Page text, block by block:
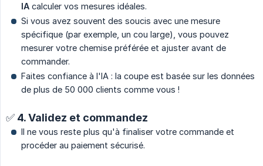
IA calculer vos mesures idéales.
Si vous avez souvent des soucis avec une mesure
spécifique (par exemple, un cou large), vous pouvez
mesurer votre chemise préférée et ajuster avant de
commander.
Faites confiance à l'IA : la coupe est basée sur les données
de plus de 50 000 clients comme vous !
✅ 4. Validez et commandez
Il ne vous reste plus qu'à finaliser votre commande et
procéder au paiement sécurisé.